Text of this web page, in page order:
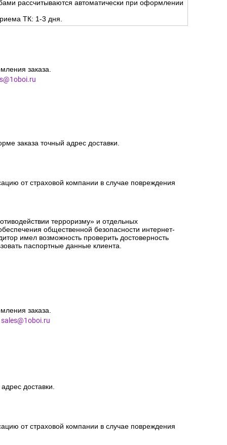
рассчитываются автоматически при оформлении
ТК: 1-3 дня.
заказа.
заказа точный адрес доставки.
от страховой компании в случае повреждения
терроризму» и отдельных
общественной безопасности интернет-
имел возможность проверить достоверность
паспортные данные клиента.
заказа.
sales@1oboi.ru
доставки.
от страховой компании в случае повреждения